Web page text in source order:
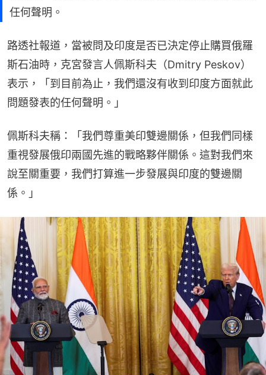
任何聲明。
路透社報道，當被問及印度是否已決定停止購買俄羅
斯石油時，克宮發言人佩斯科夫（Dmitry Peskov）
表示，「到目前為止，我們還沒有收到印度方面就此
問題發表的任何聲明。」
佩斯科夫稱：「我們尊重美印雙邊關係，但我們同樣
重視發展俄印兩國先進的戰略夥伴關係。這對我們來
說至關重要，我們打算進一步發展與印度的雙邊關
係。」